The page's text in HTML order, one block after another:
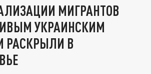
МИГРАНТОВ
УКРАИНСКИМ
РАСКРЫЛИ В